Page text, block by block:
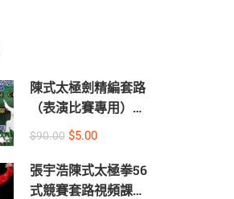
陳式太極劍精編套路
（表演比賽專用）中
英文字幕-主讲：
$90.00 $5.00
張宇浩陳式太極拳56
式競賽套路視頻課